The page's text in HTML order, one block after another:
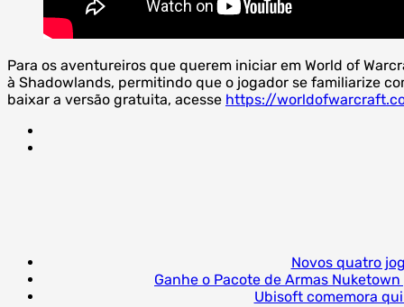
Para os aventureiros que querem iniciar em World of
à Shadowlands, permitindo que o jogador se familiarize
baixar a versão gratuita, acesse https://
Novos quatro
Ganhe o Pacote de Armas
Ubisoft comemora